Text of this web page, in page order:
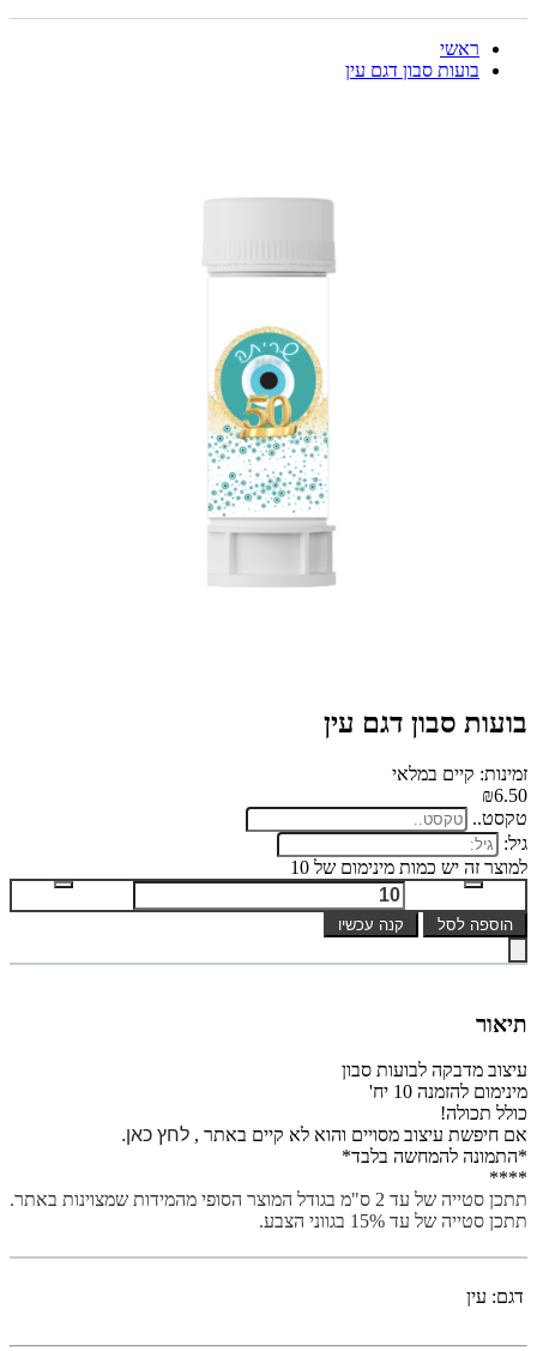
ראשי
בועות סבון דגם עין
בועות סבון דגם עין
זמינות: קיים במלאי
₪6.50
טקסט..
גיל:
למוצר זה יש כמות מינימום של 10
הוספה לסל קנה עכשיו
תיאור
עיצוב מדבקה לבועות סבון
מינימום להזמנה 10 יח'
כולל תכולה!
אם חיפשת עיצוב מסויים והוא לא קיים באתר , לחץ כאן.
*התמונה להמחשה בלבד*
****
תתכן סטייה של עד 2 ס"מ בגודל המוצר הסופי מהמידות שמצוינות באתר.
תתכן סטייה של עד 15% בגווני הצבע.
דגם: עין